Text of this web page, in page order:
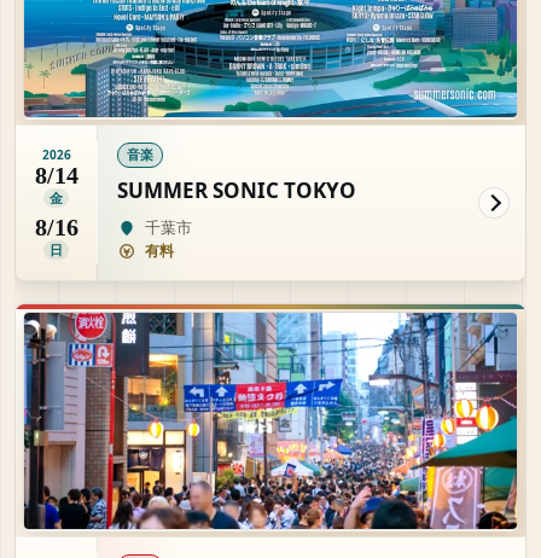
2026
8/14
金
8/16
日
音楽
SUMMER SONIC TOKYO
千葉市
有料